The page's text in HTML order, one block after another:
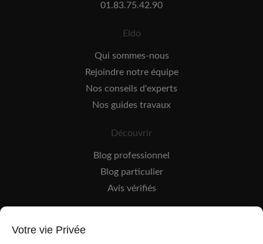
01.83.75.42.90
Eldo
Qui sommes-nous
Rejoindre notre équipe
Nos conseils d'experts
Nos guides travaux
Découvrir
Blog professionnel
Blog particulier
Avis vérifiés
Votre vie Privée